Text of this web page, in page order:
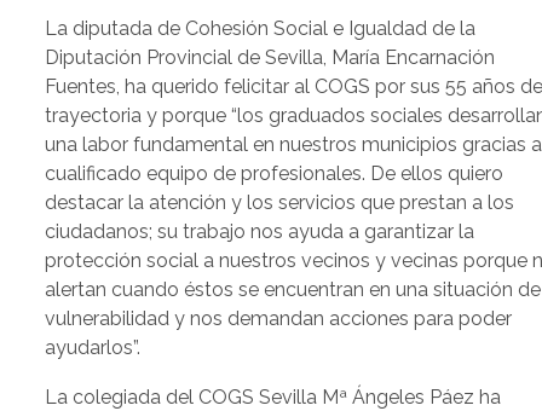
La diputada de Cohesión Social e Igualdad de la
Diputación Provincial de Sevilla, María Encarnación
Fuentes, ha querido felicitar al COGS por sus 55 años
trayectoria y porque “los graduados sociales
una labor fundamental en nuestros municipios gracias
cualificado equipo de profesionales. De ellos quiero
destacar la atención y los servicios que prestan a los
ciudadanos; su trabajo nos ayuda a garantizar la
protección social a nuestros vecinos y vecinas porque
alertan cuando éstos se encuentran en una situación de
vulnerabilidad y nos demandan acciones para poder
ayudarlos”.
La colegiada del COGS Sevilla Mª Ángeles Páez ha